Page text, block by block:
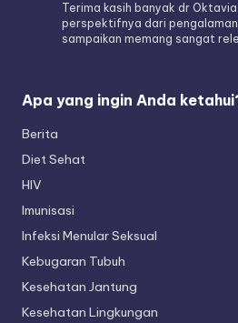
Terima kasih banyak dr
perspektifnya dari
sampaikan memang sangat
Apa yang ingin Anda
Berita
Diet Sehat
HIV
Imunisasi
Infeksi Menular Seksual
Kebugaran Tubuh
Kesehatan Jantung
Kesehatan Lingkungan